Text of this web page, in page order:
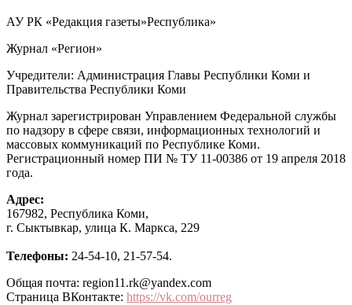
АУ РК «Редакция газеты»Республика»
Журнал «Регион»
Учредители: Администрация Главы Республики Коми и
Правительства Республики Коми
Журнал зарегистрирован Управлением Федеральной службы
по надзору в сфере связи, информационных технологий и
массовых коммуникаций по Республике Коми.
Регистрационный номер ПИ № ТУ 11-00386 от 19 апреля 2018
года.
Адрес:
167982, Республика Коми,
г. Сыктывкар, улица К. Маркса, 229
Телефоны: 24-54-10, 21-57-54.
Общая почта: region11.rk@yandex.com
Страница ВКонтакте: https://vk.com/ourreg